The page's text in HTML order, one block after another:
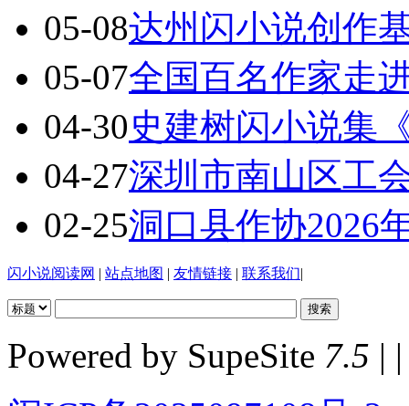
05-08达州闪小说创作
05-07全国百名作家走
04-30史建树闪小说集
04-27深圳市南山区工
02-25洞口县作协2026
闪小说阅读网 | 站点地图 | 友情链接 | 联系我们|
Powered by SupeSite 7.5 | |